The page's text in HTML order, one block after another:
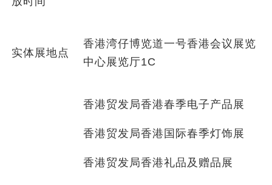
实体展地点
香港湾仔博览道一号香港会议展览
中心展览厅1C
香港贸发局香港春季电子产品展
香港贸发局香港国际春季灯饰展
香港贸发局香港礼品及赠品展